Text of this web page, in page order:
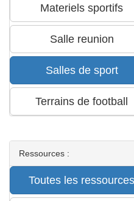
Ressources :